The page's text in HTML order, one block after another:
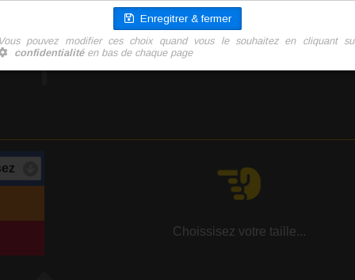
Téléchargez notre guide :Prendre les mesures
Choissisez votre taille...